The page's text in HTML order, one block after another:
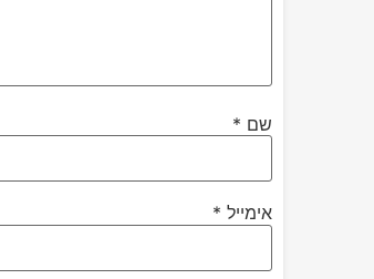
שם *
אימייל *